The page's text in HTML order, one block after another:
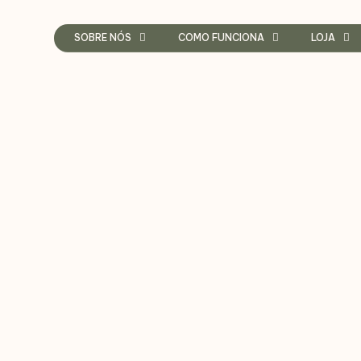
SOBRE NÓS COMO FUNCIONA LOJA